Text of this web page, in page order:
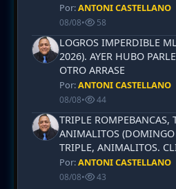
Por:ANTONI CASTELLANO
08/08• 58
LOGROS IMPERDIBLE
2026). AYER HUBO
OTRO ARRASE
Por:ANTONI CASTELLANO
08/08• 44
TRIPLE ROMPEBANCAS,
ANIMALITOS
TRIPLE, ANIMALITOS.
Por:ANTONI CASTELLANO
08/08• 43